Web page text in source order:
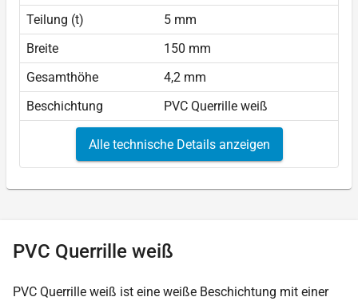
Teilung (t)
5 mm
Breite
150 mm
Gesamthöhe
4,2 mm
Beschichtung
PVC Querrille weiß
Alle technische Details anzeigen
PVC Querrille weiß
PVC Querrille weiß ist eine weiße Beschichtung mit einer